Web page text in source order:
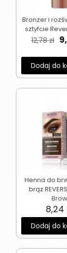
Bronzer i
sztyfcie
12,78zł
Dodaj do
Henna do
brąz
Brow
8,24
Dodaj do